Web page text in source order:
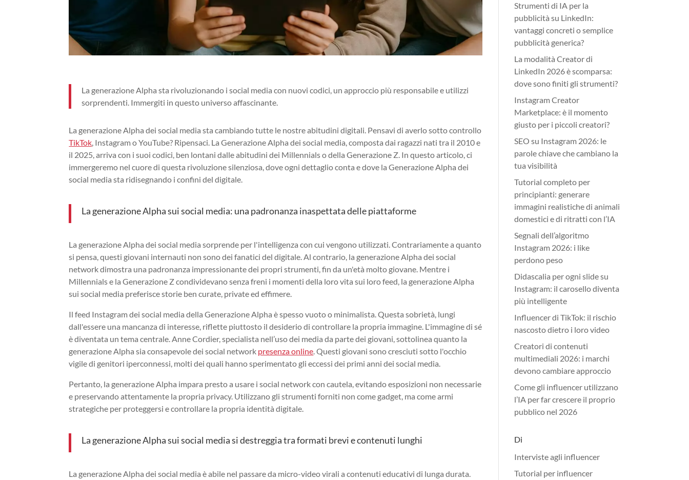
La generazione Alpha sta rivoluzionando i social media con nuovi codici, un approccio più responsabile e utilizzi
sorprendenti. Immergiti in questo universo affascinante.
La generazione Alpha dei social media sta cambiando tutte le nostre abitudini digitali. Pensavi di averlo sotto controllo
TikTok, Instagram o YouTube? Ripensaci. La Generazione Alpha dei social media, composta dai ragazzi nati tra il 2010 e
il 2025, arriva con i suoi codici, ben lontani dalle abitudini dei Millennials o della Generazione Z. In questo articolo, ci
immergeremo nel cuore di questa rivoluzione silenziosa, dove ogni dettaglio conta e dove la Generazione Alpha dei
social media sta ridisegnando i confini del digitale.
La generazione Alpha sui social media: una padronanza inaspettata delle piattaforme
La generazione Alpha dei social media sorprende per l'intelligenza con cui vengono utilizzati. Contrariamente a quanto
si pensa, questi giovani internauti non sono dei fanatici del digitale. Al contrario, la generazione Alpha dei social
network dimostra una padronanza impressionante dei propri strumenti, fin da un'età molto giovane. Mentre i
Millennials e la Generazione Z condividevano senza freni i momenti della loro vita sui loro feed, la generazione Alpha
sui social media preferisce storie ben curate, private ed effimere.
Il feed Instagram dei social media della Generazione Alpha è spesso vuoto o minimalista. Questa sobrietà, lungi
dall'essere una mancanza di interesse, riflette piuttosto il desiderio di controllare la propria immagine. L'immagine di sé
è diventata un tema centrale. Anne Cordier, specialista nell’uso dei media da parte dei giovani, sottolinea quanto la
generazione Alpha sia consapevole dei social network presenza online. Questi giovani sono cresciuti sotto l'occhio
vigile di genitori iperconnessi, molti dei quali hanno sperimentato gli eccessi dei primi anni dei social media.
Pertanto, la generazione Alpha impara presto a usare i social network con cautela, evitando esposizioni non necessarie
e preservando attentamente la propria privacy. Utilizzano gli strumenti forniti non come gadget, ma come armi
strategiche per proteggersi e controllare la propria identità digitale.
La generazione Alpha sui social media si destreggia tra formati brevi e contenuti lunghi
La generazione Alpha dei social media è abile nel passare da micro-video virali a contenuti educativi di lunga durata.
Strumenti di IA per la
pubblicità su LinkedIn:
vantaggi concreti o semplice
pubblicità generica?
La modalità Creator di
LinkedIn 2026 è scomparsa:
dove sono finiti gli strumenti?
Instagram Creator
Marketplace: è il momento
giusto per i piccoli creatori?
SEO su Instagram 2026: le
parole chiave che cambiano la
tua visibilità
Tutorial completo per
principianti: generare
immagini realistiche di animali
domestici e di ritratti con l’IA
Segnali dell’algoritmo
Instagram 2026: i like
perdono peso
Didascalia per ogni slide su
Instagram: il carosello diventa
più intelligente
Influencer di TikTok: il rischio
nascosto dietro i loro video
Creatori di contenuti
multimediali 2026: i marchi
devono cambiare approccio
Come gli influencer utilizzano
l’IA per far crescere il proprio
pubblico nel 2026
Di
Interviste agli influencer
Tutorial per influencer